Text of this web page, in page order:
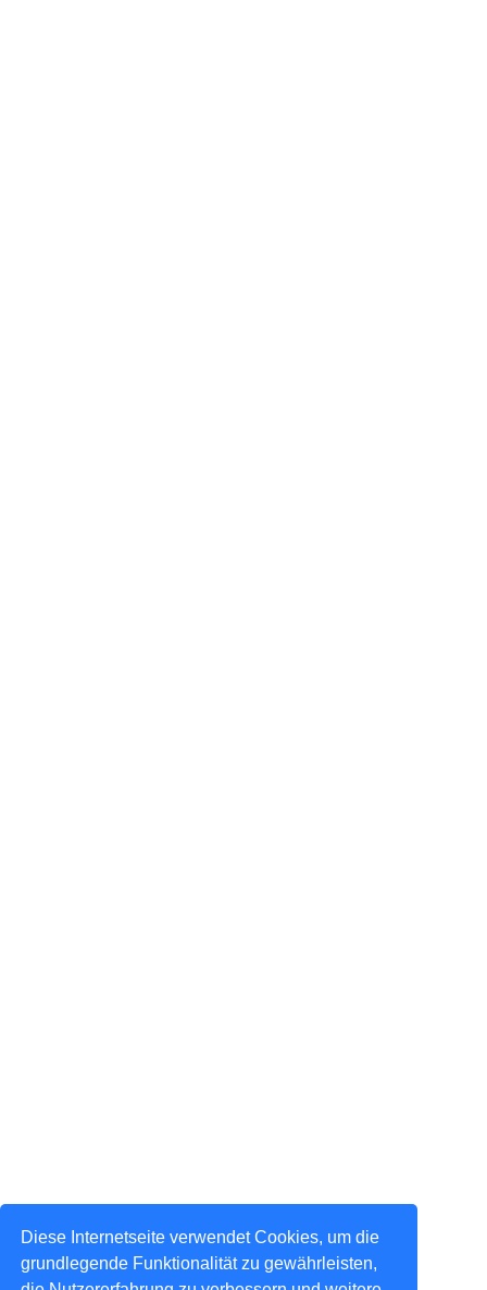
Diese Internetseite verwendet Cookies, um die
grundlegende Funktionalität zu gewährleisten,